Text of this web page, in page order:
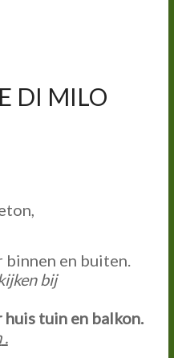
DI MILO
en buiten.
bij
tuin en balkon.
.